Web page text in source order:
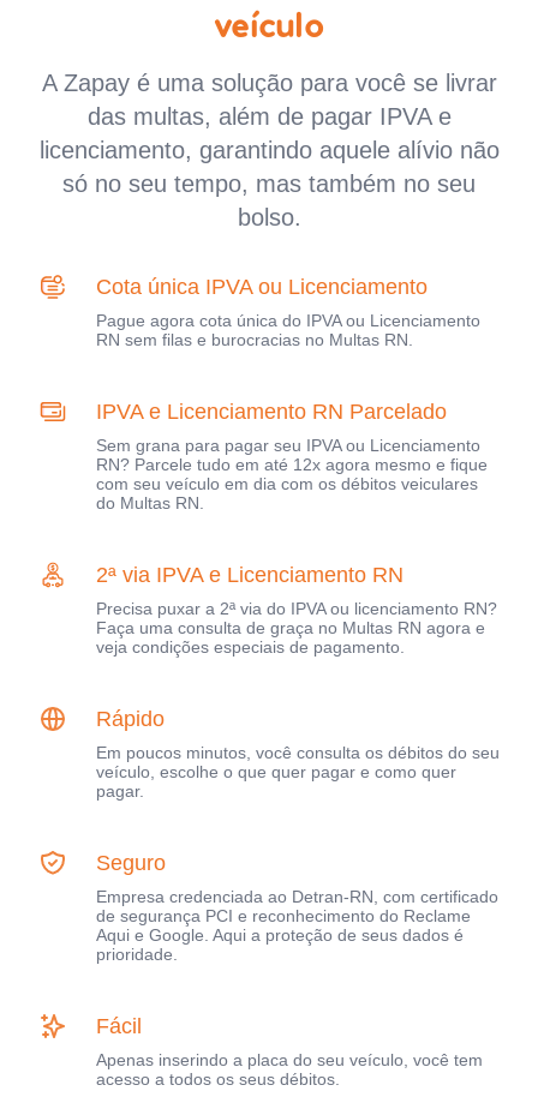
veículo
A Zapay é uma solução para você se livrar
das multas, além de pagar IPVA e
licenciamento, garantindo aquele alívio não
só no seu tempo, mas também no seu
bolso.
Cota única IPVA ou Licenciamento
Pague agora cota única do IPVA ou Licenciamento
RN sem filas e burocracias no Multas RN.
IPVA e Licenciamento RN Parcelado
Sem grana para pagar seu IPVA ou Licenciamento
RN? Parcele tudo em até 12x agora mesmo e fique
com seu veículo em dia com os débitos veiculares
do Multas RN.
2ª via IPVA e Licenciamento RN
Precisa puxar a 2ª via do IPVA ou licenciamento RN?
Faça uma consulta de graça no Multas RN agora e
veja condições especiais de pagamento.
Rápido
Em poucos minutos, você consulta os débitos do seu
veículo, escolhe o que quer pagar e como quer
pagar.
Seguro
Empresa credenciada ao Detran-RN, com certificado
de segurança PCI e reconhecimento do Reclame
Aqui e Google. Aqui a proteção de seus dados é
prioridade.
Fácil
Apenas inserindo a placa do seu veículo, você tem
acesso a todos os seus débitos.